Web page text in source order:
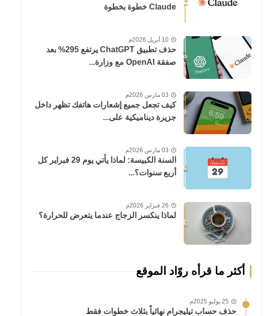
Claude خطوة بخطوة
10 أبريل 2026م
حذف تطبيق ChatGPT يرتفع 295% بعد
صفقة OpenAI مع وزارة...
03 مارس 2026م
كيف تجعل جميع إشعارات هاتفك تظهر داخل
جزيرة ديناميكية على...
03 مارس 2026م
السنة الكبيسة: لماذا يأتي يوم 29 فبراير كل
أربع سنوات؟...
26 فبراير 2026م
لماذا ينكسر الزجاج عندما يتعرض للحرارة؟
أكثر ما قرأه روّاد الموقع
25 يوليو 2025م
حذف حساب تيليجرام نهائياً بثلاث خطوات فقط